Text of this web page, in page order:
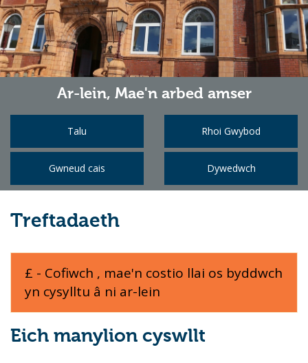
Ar-lein, Mae'n arbed amser
Talu Rhoi Gwybod
Gwneud cais Dywedwch
Treftadaeth
£ - Cofiwch , mae'n costio llai os byddwch
yn cysylltu â ni ar-lein
Eich manylion cyswllt